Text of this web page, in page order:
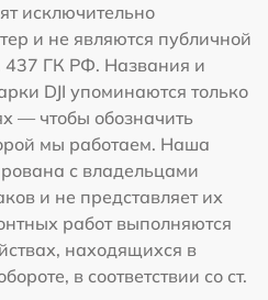
исключительно
и не являются публичной
437 ГК РФ. Названия и
DJI упоминаются только
— чтобы обозначить
мы работаем. Наша
с владельцами
и не представляет их
работ выполняются
находящихся в
в соответствии со ст.